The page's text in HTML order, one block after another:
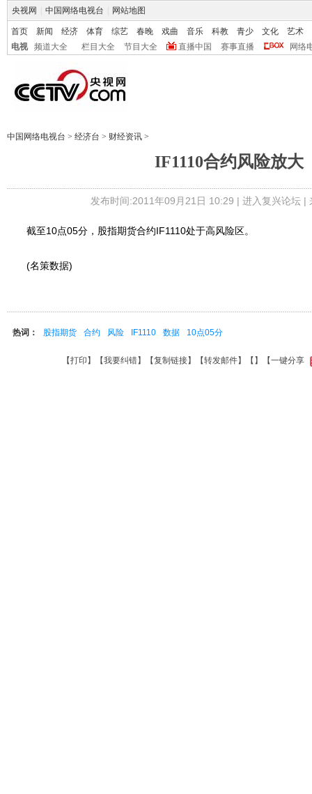
央视网 中国网络电视台 网站地图
首页 新闻 经济 体育 综艺 春晚 戏曲 音乐 科教 青少 文化
艺术
电视
频道大全 栏目大全 节目大全 直播中国 赛事直播 网络
中国网络电视台 > 经济台 > 财经资讯 >
IF1110合约风险放大
发布时间:2011年09月21日 10:29 | 进入复兴论坛|
截至10点05分，股指期货合约IF1110处于高风险区。
(名策数据)
热词： 股指期货 合约 风险 IF1110 数据 10点05分
【打印 】【我要纠错】【复制链接】【转发邮件】【 】 【一键分享